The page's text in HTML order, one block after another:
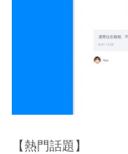
【熱門話題】